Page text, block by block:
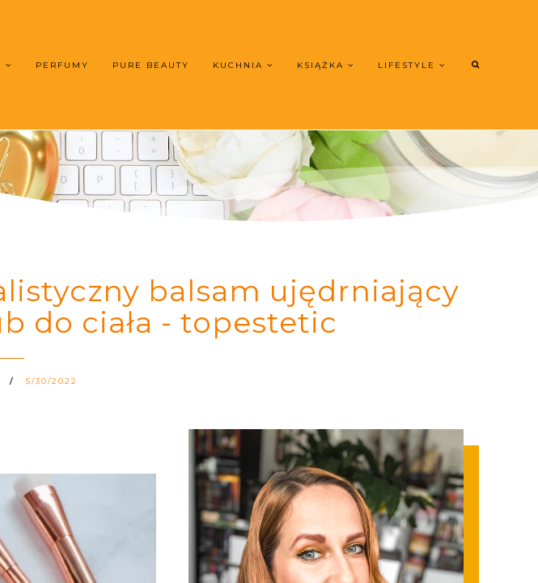
PERFUMY PURE BEAUTY KUCHNIA KSIĄŻKA LIFESTYLE
balsam ujędrniający
do ciała - topestetic
5/30/2022